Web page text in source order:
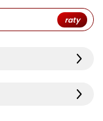
raty